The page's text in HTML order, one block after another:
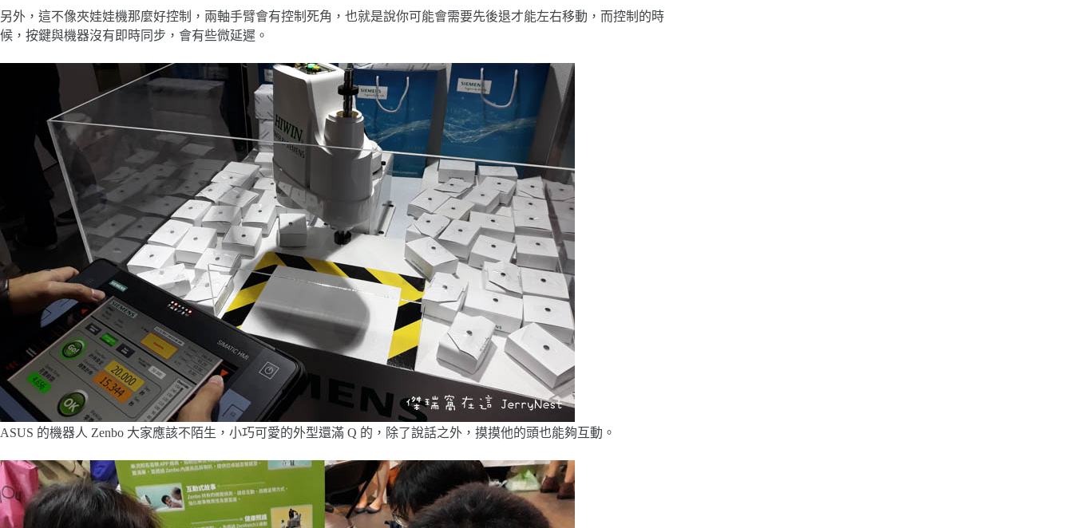
另外，這不像夾娃娃機那麼好控制，兩軸手臂會有控制死角，也就是說你可能會需要先後退才能左右移動，而控制的時
候，按鍵與機器沒有即時同步，會有些微延遲。
ASUS 的機器人 Zenbo 大家應該不陌生，小巧可愛的外型還滿 Q 的，除了說話之外，摸摸他的頭也能夠互動。